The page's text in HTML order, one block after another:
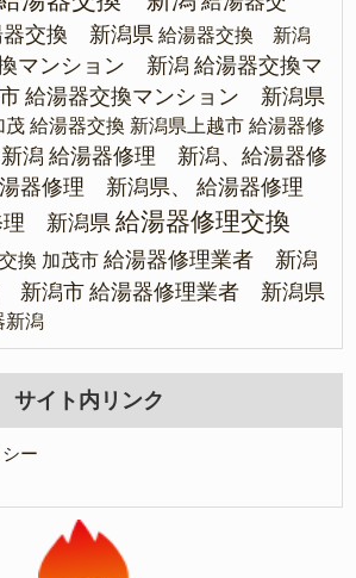
器交換 新潟県 給湯器交換 新潟
マンション 新潟 給湯器交換マ
給湯器交換マンション 新潟県
茂 給湯器交換 新潟県上越市 給湯器修
潟 給湯器修理 新潟、給湯器修
器修理 新潟県、
給湯器修理
理 新潟県 給湯器修理交換
換 加茂市 給湯器修理業者 新潟
新潟市 給湯器修理業者 新潟県
新潟
サイト内リンク
ー